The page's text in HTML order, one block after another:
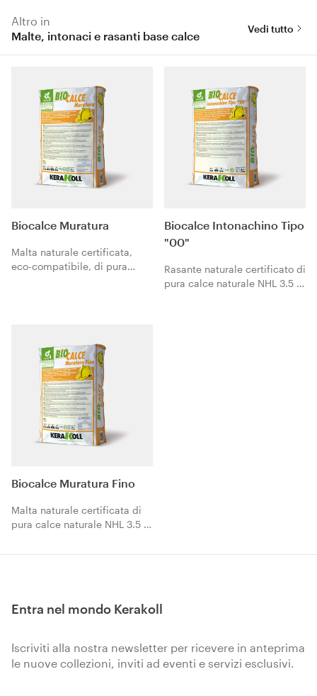
Altro in
Malte, intonaci e rasanti base calce
Vedi tutto
Biocalce Muratura
Malta naturale certificata,
eco-compatibile, di pura
Biocalce Intonachino Tipo
"00"
Rasante naturale certificato di
pura calce naturale NHL 3.5 a
Biocalce Muratura Fino
Malta naturale certificata di
pura calce naturale NHL 3.5 a
l’allettamento, il rincoccio e il
Entra nel mondo Kerakoll
Iscriviti alla nostra newsletter per ricevere in anteprima
le nuove collezioni, inviti ad eventi e servizi esclusivi.